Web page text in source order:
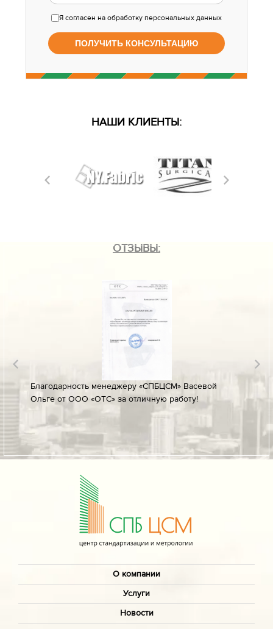
Я согласен на обработку персональных данных
НАШИ КЛИЕНТЫ:
ОТЗЫВЫ:
Благодарность менеджеру «СПБЦСМ» Васевой
Ольге от ООО «ОТС» за отличную работу!
О компании
Услуги
Новости